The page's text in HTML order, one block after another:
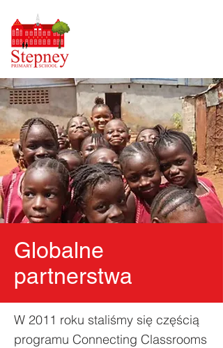
Globalne
partnerstwa
W 2011 roku staliśmy się częścią
programu Connecting Classrooms